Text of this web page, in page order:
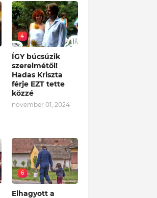
4
ÍGY búcsúzik
szerelmétől!
Hadas Kriszta
férje EZT tette
közzé
november 01, 2024
6
Elhagyott a